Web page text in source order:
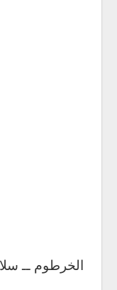
الخرطوم ــ سلا